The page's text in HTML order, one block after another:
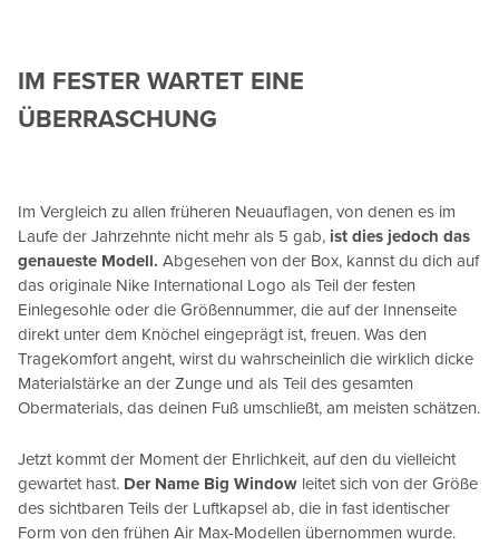
IM FESTER WARTET EINE
ÜBERRASCHUNG
Im Vergleich zu allen früheren Neuauflagen, von denen es im
Laufe der Jahrzehnte nicht mehr als 5 gab, ist dies jedoch das
genaueste Modell. Abgesehen von der Box, kannst du dich auf
das originale Nike International Logo als Teil der festen
Einlegesohle oder die Größennummer, die auf der Innenseite
direkt unter dem Knöchel eingeprägt ist, freuen. Was den
Tragekomfort angeht, wirst du wahrscheinlich die wirklich dicke
Materialstärke an der Zunge und als Teil des gesamten
Obermaterials, das deinen Fuß umschließt, am meisten schätzen.
Jetzt kommt der Moment der Ehrlichkeit, auf den du vielleicht
gewartet hast. Der Name Big Window leitet sich von der Größe
des sichtbaren Teils der Luftkapsel ab, die in fast identischer
Form von den frühen Air Max-Modellen übernommen wurde.